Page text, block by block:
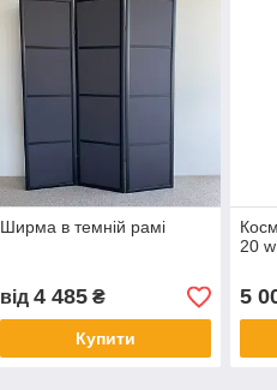
Ширма в темній рамі
від 4 485₴
Купити
20
5